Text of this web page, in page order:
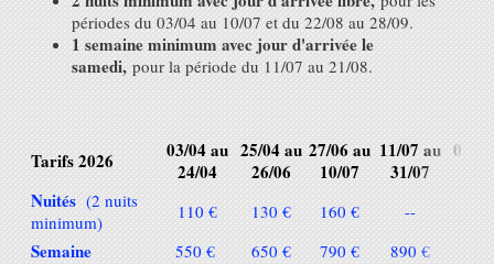
périodes du 03/04 au 10/07 et du 22/08 au 28/09.
1 semaine minimum avec jour d'arrivée le
samedi,pour la période du 11/07 au 21/08.
Tarifs 2026
03/04 au
24/04
25/04 au
26/06
27/06 au
10/07
11/07 au
31/07
01/
21/
Nuités(2 nuits
minimum)
110 € 130 € 160 € -- --
Semaine 550 € 650 € 790 € 890 € 990